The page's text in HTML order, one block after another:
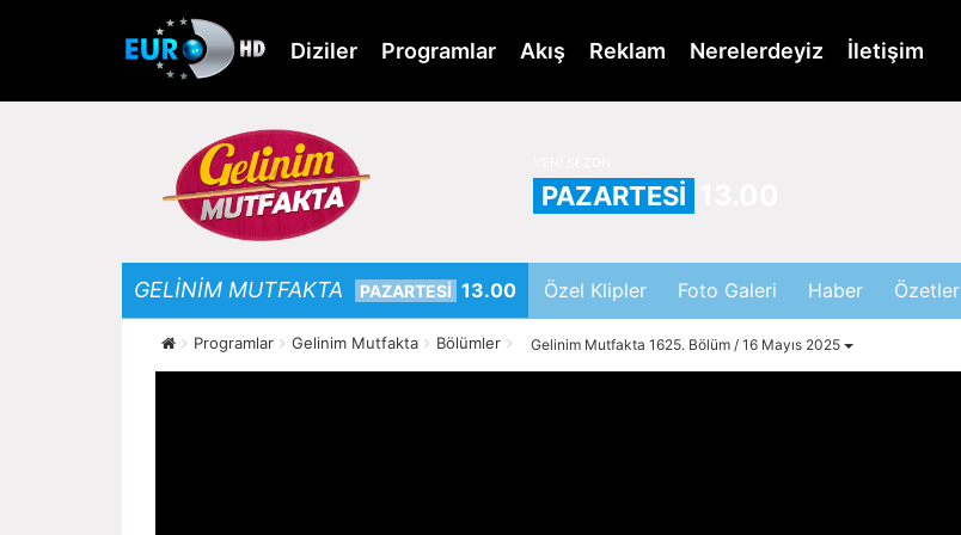
Diziler Programlar Akış Reklam Nerelerdeyiz İletişim
PAZARTESİ
GELİNİM MUTFAKTA PAZARTESİ 13.00 Özel Klipler Foto Galeri Haber Özetler
Programlar Gelinim Mutfakta Bölümler Gelinim Mutfakta 1625. Bölüm / 16 Mayıs 2025